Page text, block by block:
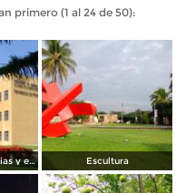
primero (1 al 24 de 50):
Biblioteca de Ciencias y escultura La Palma Escultura